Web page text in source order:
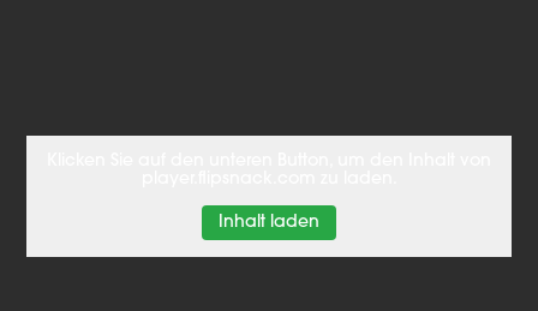
Inhalt laden